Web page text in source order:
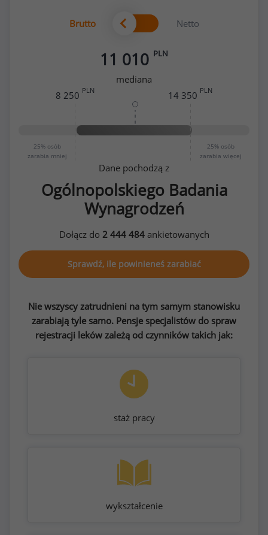
Brutto Netto
11 010 PLN
mediana
25% osób
zarabia mniej
25% osób
zarabia więcej
8 250 PLN 14 350 PLN
Dane pochodzą z
Ogólnopolskiego Badania
Wynagrodzeń
Dołącz do 2 444 484ankietowanych
Sprawdź, ile powinieneś zarabiać
Nie wszyscy zatrudnieni na tym samym stanowisku
zarabiają tyle samo. Pensje specjalistów do spraw
rejestracji leków zależą od czynników takich jak:
staż pracy
wykształcenie